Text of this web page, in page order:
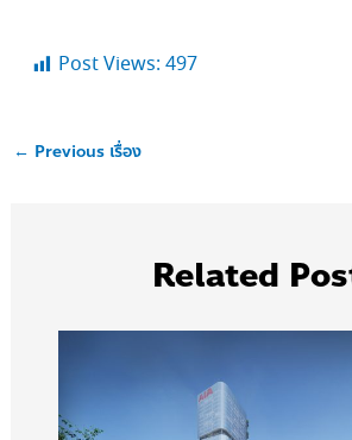
Post Views: 497
← Previous เรื่อง
Related